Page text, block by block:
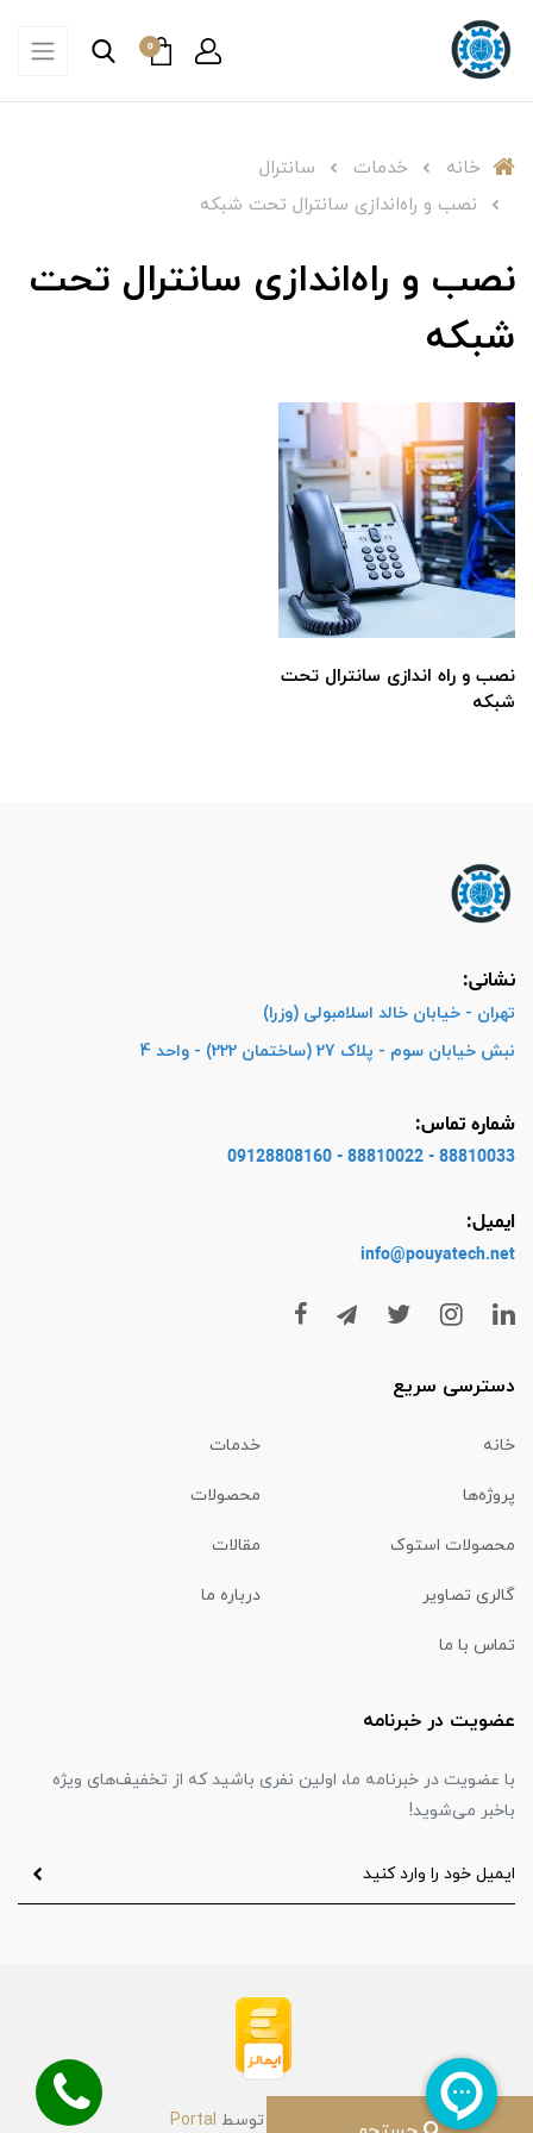
0
خانه خدمات
سانترال
نصب و راه‌اندازی سانترال تحت شبکه
نصب و راه‌اندازی سانترال تحت
شبکه
نصب و راه اندازی سانترال تحت
شبکه
نشانی:
تهران - خیابان خالد اسلامبولی (وزرا)
نبش خیابان سوم - پلاک 27 (ساختمان 222) - واحد 4
شماره تماس:
88810033 - 88810022 - 09128808160
ایمیل:
info@pouyatech.net
دسترسی سریع
خانه خدمات
پروژه‌ها محصولات
محصولات استوک مقالات
گالری تصاویر درباره ما
تماس با ما
عضویت در خبرنامه
با عضویت در خبرنامه ما، اولین نفری باشید که از تخفیف‌های ویژه
باخبر می‌شوید!
ساخت سایت توسط Portal